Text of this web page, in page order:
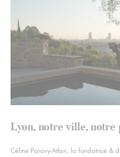
Lyon, notre ville, notre
Céline Paravy-Atlan, la fondatrice &